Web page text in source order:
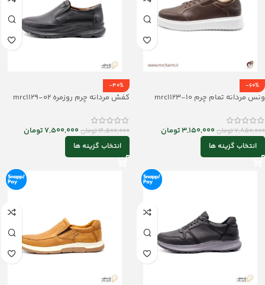
-60%
ونس مردانه تمام چرم mrc1123-10
7,850,000تومان3,150,000تومان
انتخاب گزینه ها
-40%
کفش مردانه چرم روزمره mrc1129-02
12,500,000تومان7,500,000تومان
انتخاب گزینه ها